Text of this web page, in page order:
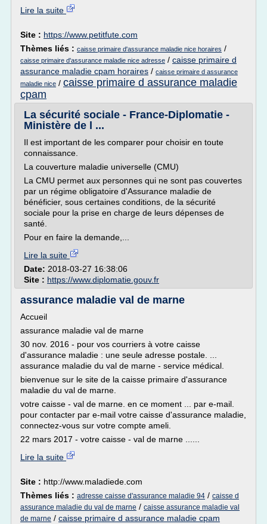
Lire la suite
Site : https://www.petitfute.com
Thèmes liés : caisse primaire d'assurance maladie nice horaires /
caisse primaire d'assurance maladie nice adresse / caisse primaire d
assurance maladie cpam horaires / caisse primaire d assurance
maladie nice / caisse primaire d assurance maladie
cpam
La sécurité sociale - France-Diplomatie -
Ministère de l ...
Il est important de les comparer pour choisir en toute
connaissance.
La couverture maladie universelle (CMU)
La CMU permet aux personnes qui ne sont pas couvertes
par un régime obligatoire d'Assurance maladie de
bénéficier, sous certaines conditions, de la sécurité
sociale pour la prise en charge de leurs dépenses de
santé.
Pour en faire la demande,...
Lire la suite
Date: 2018-03-27 16:38:06
Site : https://www.diplomatie.gouv.fr
assurance maladie val de marne
Accueil
assurance maladie val de marne
30 nov. 2016 - pour vos courriers à votre caisse
d'assurance maladie : une seule adresse postale. ...
assurance maladie du val de marne - service médical.
bienvenue sur le site de la caisse primaire d'assurance
maladie du val de marne.
votre caisse - val de marne. en ce moment ... par e-mail.
pour contacter par e-mail votre caisse d'assurance maladie,
connectez-vous sur votre compte ameli.
22 mars 2017 - votre caisse - val de marne ......
Lire la suite
Site : http://www.maladiede.com
Thèmes liés : adresse caisse d'assurance maladie 94 / caisse d
assurance maladie du val de marne / caisse assurance maladie val
de marne / caisse primaire d assurance maladie cpam